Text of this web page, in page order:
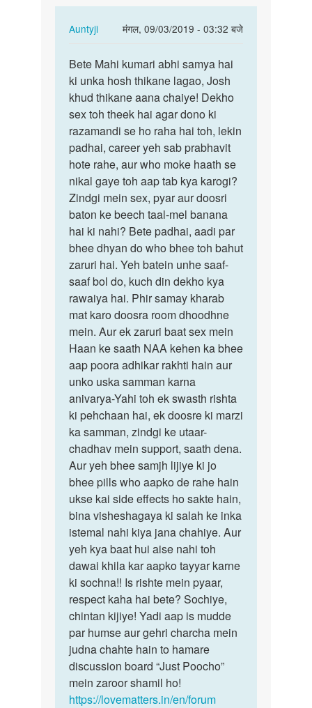
Auntyji
मंगल, 09/03/2019 - 03:32 बजे
In
to
mera
bf
kuchh
salo
se
mere…
by
mahi
kumari
Bete
Mahi
kumari
abhi
samya…
Bete Mahi kumari abhi samya hai
ki unka hosh thikane lagao, Josh
khud thikane aana chaiye! Dekho
sex toh theek hai agar dono ki
razamandi se ho raha hai toh, lekin
padhai, career yeh sab prabhavit
hote rahe, aur who moke haath se
nikal gaye toh aap tab kya karogi?
Zindgi mein sex, pyar aur doosri
baton ke beech taal-mel banana
hai ki nahi? Bete padhai, aadi par
bhee dhyan do who bhee toh bahut
zaruri hai. Yeh batein unhe saaf-
saaf bol do, kuch din dekho kya
rawaiya hai. Phir samay kharab
mat karo doosra room dhoodhne
mein. Aur ek zaruri baat sex mein
Haan ke saath NAA kehen ka bhee
aap poora adhikar rakhti hain aur
unko uska samman karna
anivarya-Yahi toh ek swasth rishta
ki pehchaan hai, ek doosre ki marzi
ka samman, zindgi ke utaar-
chadhav mein support, saath dena.
Aur yeh bhee samjh lijiye ki jo
bhee pills who aapko de rahe hain
ukse kai side effects ho sakte hain,
bina visheshagaya ki salah ke inka
istemal nahi kiya jana chahiye. Aur
yeh kya baat hui aise nahi toh
dawai khila kar aapko tayyar karne
ki sochna!! Is rishte mein pyaar,
respect kaha hai bete? Sochiye,
chintan kijiye! Yadi aap is mudde
par humse aur gehri charcha mein
judna chahte hain to hamare
discussion board “Just Poocho”
mein zaroor shamil ho!
https://lovematters.in/en/forum